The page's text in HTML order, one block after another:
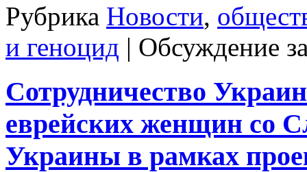
Рубрика Новости,
и геноцид | Обсуждение
Сотрудничество
еврейских женщин со
Украины в рамках